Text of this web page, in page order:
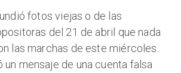
fotos viejas o de las
del 21 de abril que nada
las marchas de este miércoles.
un mensaje de una cuenta falsa